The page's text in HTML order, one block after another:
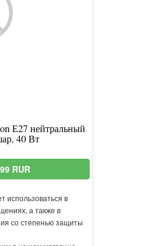
Е27 нейтральный
40 Вт
RUR
использоваться в
а также в
со степенью защиты